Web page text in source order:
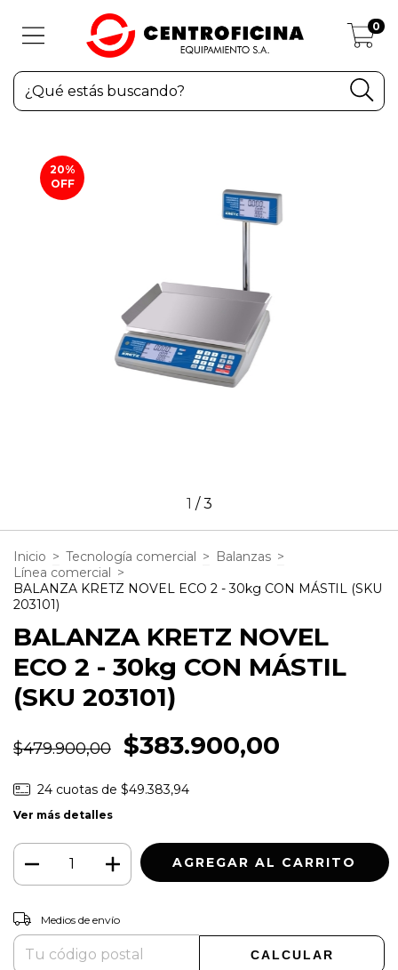
0
20%
OFF
1 /3
Inicio > Tecnología comercial > Balanzas >
Línea comercial >
BALANZA KRETZ NOVEL ECO 2 - 30kg CON MÁSTIL (SKU
203101)
BALANZA KRETZ NOVEL
ECO 2 - 30kg CON MÁSTIL
(SKU 203101)
$479.900,00 $383.900,00
24 cuotas de $49.383,94
Ver más detalles
Entregas para el CP:
Medios de envío
CALCULAR